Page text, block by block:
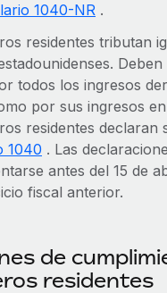
1040-NR .
residentes tributan
todos los ingresos
por sus ingresos
residentes declaran
1040 . Las
antes del 15 de
fiscal anterior.
de
residentes